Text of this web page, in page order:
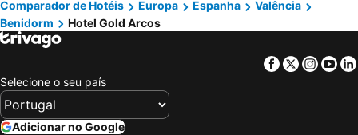
Comparador de Hotéis
Europa Espanha
Valência
Benidorm
Hotel Gold Arcos
Facebook
Twitter
Selecione o seu país
Adicionar no Google